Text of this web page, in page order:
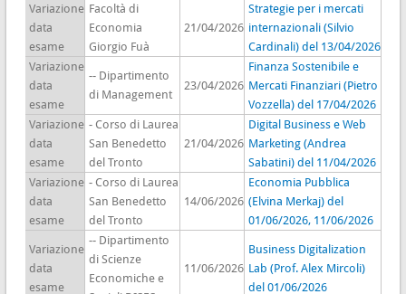
Variazione
data
esame
Facoltà di
Economia
Giorgio Fuà
21/04/2026
Strategie per i mercati
internazionali (Silvio
Cardinali) del 13/04/2026
Variazione
data
esame
-- Dipartimento
di Management
23/04/2026
Finanza Sostenibile e
Mercati Finanziari (Pietro
Vozzella) del 17/04/2026
Variazione
data
esame
- Corso di Laurea
San Benedetto
del Tronto
21/04/2026
Digital Business e Web
Marketing (Andrea
Sabatini) del 11/04/2026
Variazione
data
esame
- Corso di Laurea
San Benedetto
del Tronto
14/06/2026
Economia Pubblica
(Elvina Merkaj) del
01/06/2026, 11/06/2026
Variazione
data
esame
-- Dipartimento
di Scienze
Economiche e
11/06/2026
Business Digitalization
Lab (Prof. Alex Mircoli)
del 01/06/2026